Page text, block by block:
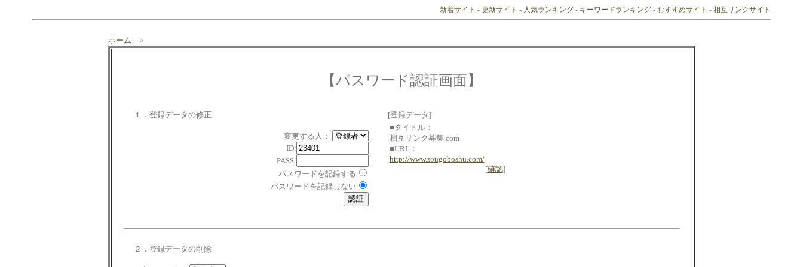
新着サイト -更新サイト - 人気ランキング - キーワードランキング - おすすめサイト -相互リンクサイト
ホーム >
【パスワード認証画面】
１．登録データの修正
変更する人：
ID:
PASS:
パスワードを記録する
パスワードを記録しない
[登録データ]
■タイトル：
相互リンク募集.com
■URL：
http://www.sougoboshu.com/
[確認]
２．登録データの削除